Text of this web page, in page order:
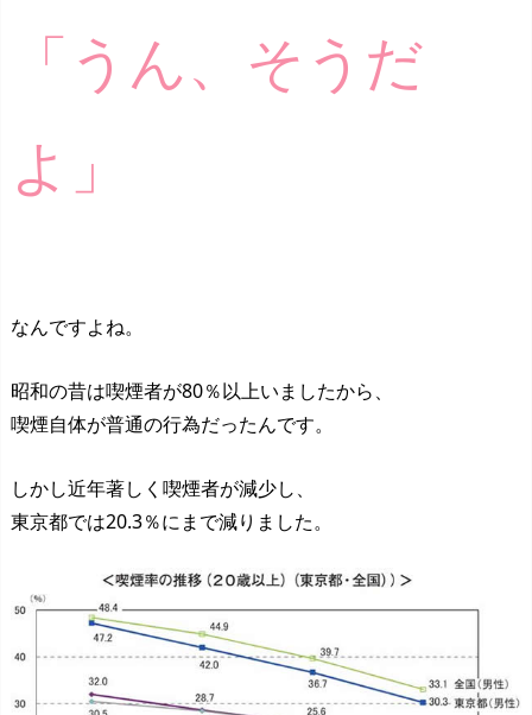
「うん、そうだ
よ」
なんですよね。
昭和の昔は喫煙者が80％以上いましたから、
喫煙自体が普通の行為だったんです。
しかし近年著しく喫煙者が減少し、
東京都では20.3％にまで減りました。